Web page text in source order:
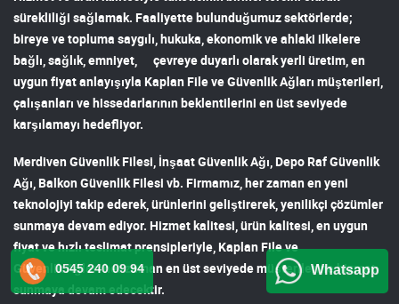
sürekliliği sağlamak. Faaliyette bulunduğumuz sektörlerde;
bireye ve topluma saygılı, hukuka, ekonomik ve ahlaki ilkelere
bağlı, sağlık, emniyet, çevreye duyarlı olarak yerli üretim, en
uygun fiyat anlayışıyla Kaplan File ve Güvenlik Ağları müşterileri,
çalışanları ve hissedarlarının beklentilerini en üst seviyede
karşılamayı hedefliyor.
Merdiven Güvenlik Filesi, İnşaat Güvenlik Ağı, Depo Raf Güvenlik
Ağı, Balkon Güvenlik Filesi vb. Firmamız, her zaman en yeni
teknolojiyi takip ederek, ürünlerini geliştirerek, yenilikçi çözümler
sunmaya devam ediyor. Hizmet kalitesi, ürün kalitesi, en uygun
fiyat ve hızlı teslimat prensipleriyle, Kaplan File ve
Güvenlik Ağlarıher zaman en üst seviyede müşterilerine hizmet
sunmaya devam edecektir.
0545 240 09 94 Whatsapp